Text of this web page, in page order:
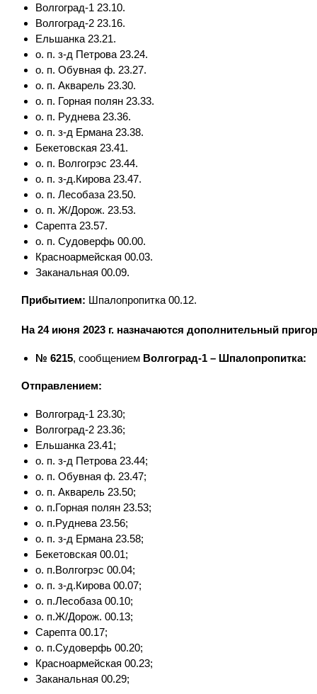
Волгоград-1 23.10.
Волгоград-2 23.16.
Ельшанка 23.21.
о. п. з-д Петрова 23.24.
о. п. Обувная ф. 23.27.
о. п. Акварель 23.30.
о. п. Горная полян 23.33.
о. п. Руднева 23.36.
о. п. з-д Ермана 23.38.
Бекетовская 23.41.
о. п. Волгогрэс 23.44.
о. п. з-д.Кирова 23.47.
о. п. Лесобаза 23.50.
о. п. Ж/Дорож. 23.53.
Сарепта 23.57.
о. п. Судоверфь 00.00.
Красноармейская 00.03.
Заканальная 00.09.
Прибытием: Шпалопропитка 00.12.
На 24 июня 2023 г. назначаются дополнительный
№ 6215, сообщением Волгоград-1 – Шпалопропитка:
Отправлением:
Волгоград-1 23.30;
Волгоград-2 23.36;
Ельшанка 23.41;
о. п. з-д Петрова 23.44;
о. п. Обувная ф. 23.47;
о. п. Акварель 23.50;
о. п.Горная полян 23.53;
о. п.Руднева 23.56;
о. п. з-д Ермана 23.58;
Бекетовская 00.01;
о. п.Волгогрэс 00.04;
о. п. з-д.Кирова 00.07;
о. п.Лесобаза 00.10;
о. п.Ж/Дорож. 00.13;
Сарепта 00.17;
о. п.Судоверфь 00.20;
Красноармейская 00.23;
Заканальная 00.29;